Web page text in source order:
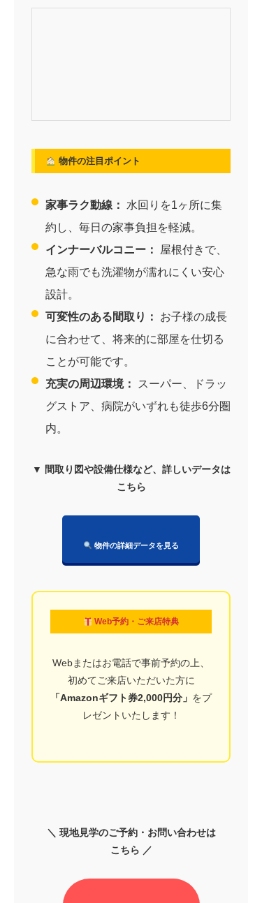
物件の注目ポイント
家事ラク動線：
水回りを1ヶ所に集
約し、毎日の家事負担を軽減。
インナーバルコニー：
屋根付きで、
急な雨でも洗濯物が濡れにくい安心
設計。
可変性のある間取り：
お子様の成長
に合わせて、将来的に部屋を仕切る
ことが可能です。
充実の周辺環境：
スーパー、ドラッ
グストア、病院がいずれも徒歩6分圏
内。
▼ 間取り図や設備仕様など、詳しいデータは
こちら
物件の詳細データを見る
Web予約・ご来店特典
Webまたはお電話で事前予約の上、
初めてご来店いただいた方に
「Amazonギフト券2,000円分」 をプ
レゼントいたします！
＼ 現地見学のご予約・お問い合わせは
こちら ／